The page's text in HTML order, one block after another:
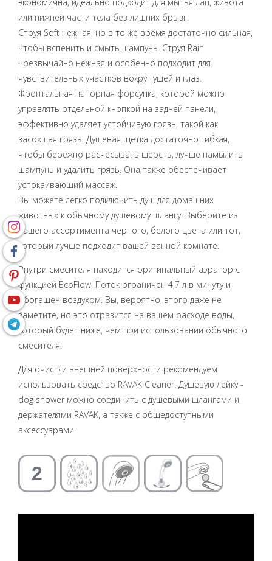
или нижней части тела без лишних брызг.
Струя Soft нежная, но в то же время достаточно сильная,
чтобы вспенить и смыть шампунь. Струя Rain
чрезвычайно нежная и особенно подходит для
чувствительных участков вокруг ушей и глаз.
Фронтальная напорная форсунка, которой можно
управлять отдельной кнопкой на задней панели,
эффективно удаляет устойчивую грязь, такой как
засохшая грязь. Душевая щетка достаточно гибкая,
чтобы бережно расчесывать шерсть, лучше намылить
шампунь и удалить грязь. Она также обеспечивает
успокаивающий массаж.
Вы можете легко подключить душ для домашних
животных к обычному душевому шлангу. Выберите из
нашего ассортимента черного, белого цвета или тот,
который лучше подходит вашей ванной комнате.
Внутри смесителя находится оригинальный аэратор с
функцией EcoFlow. Поток ограничен 4,7 л в минуту и
обогащен воздухом. Вы, вероятно, этого даже не
заметите, но это отразится на вашем расходе воды,
который будет ниже, чем при использовании обычного
смесителя.
Для очистки внешней поверхности рекомендуем
использовать средство RAVAK Cleaner. Душевую лейку -
dog shower можно соединить с душевыми шлангами и
держателями RAVAK, а также с общедоступными
аксессуарами.